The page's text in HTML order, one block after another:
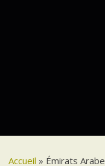
Accueil » Émirats